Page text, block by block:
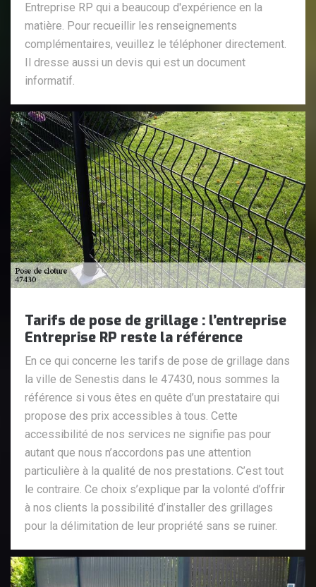
Entreprise RP qui a beaucoup d'expérience en la
matière. Pour recueillir les renseignements
complémentaires, veuillez le téléphoner directement.
Il dresse aussi un devis qui est un document
informatif.
Tarifs de pose de grillage : l’entreprise
Entreprise RP reste la référence
En ce qui concerne les tarifs de pose de grillage dans
la ville de Senestis dans le 47430, nous sommes la
référence si vous êtes en quête d’un prestataire qui
propose des prix accessibles à tous. Cette
accessibilité de nos services ne signifie pas pour
autant que nous n’accordons pas une attention
particulière à la qualité de nos prestations. C’est tout
le contraire. Ce choix s’explique par la volonté d’offrir
à nos clients la possibilité d’installer des grillages
pour la délimitation de leur propriété sans se ruiner.